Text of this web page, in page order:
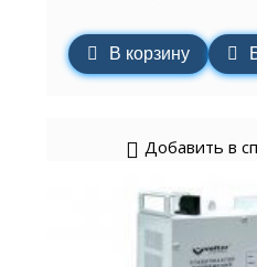
В корзину
Добавить в